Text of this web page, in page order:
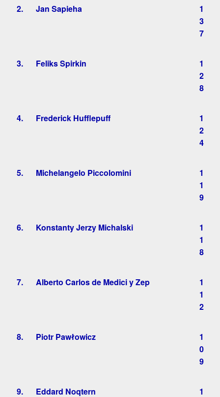
2. Jan Sapieha
1
3
7
3. Feliks Spirkin
1
2
8
4. Frederick Hufflepuff
1
2
4
5. Michelangelo Piccolomini
1
1
9
6. Konstanty Jerzy Michalski
1
1
8
7. Alberto Carlos de Medici y Zep
1
1
2
8. Piotr Pawłowicz
1
0
9
9. Eddard Noqtern 1